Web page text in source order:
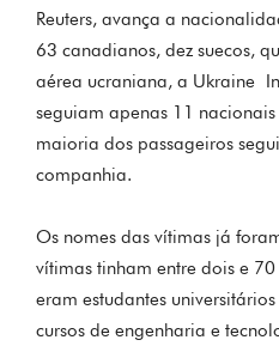
Reuters, avança a
63 canadianos, dez suecos,
aérea ucraniana, a Ukraine
seguiam apenas 11
maioria dos passageiros
companhia.
Os nomes das vítimas já
vítimas tinham entre dois e
eram estudantes
cursos de engenharia e